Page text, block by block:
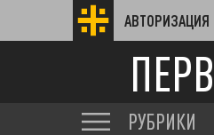
АВТОРИЗАЦИЯ
РУБРИКИ